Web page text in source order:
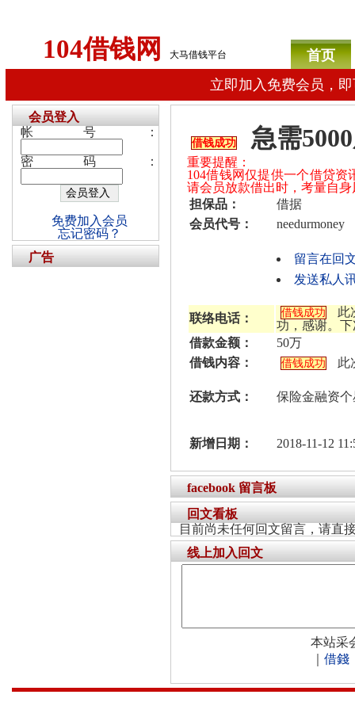
104借钱网 大马借钱平台
首页
立即加入免费会员，
借钱成功 急需
重要提醒：
104借钱网仅提供一个借贷
请会员放款借出时，考量自
担保品：
借据
会员代号：
needurmoney
留言在回
发送私人
联络电话： 借钱成功
此
功，感谢。
借款金额：
50万
借钱内容：
借钱成功 此
还款方式： 保险金融资
新增日期： 2018-11-12
facebook 留言板
回文看板
目前尚未任何回文留言，请直
线上加入回文
本站采
借錢
会员登入
帐号：
密码：
免费加入会员
忘记密码？
广告